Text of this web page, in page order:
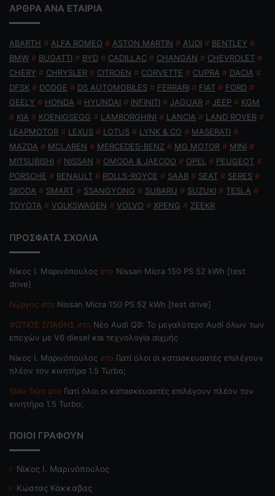
ΑΡΘΡΑ ΑΝΑ ΕΤΑΙΡΙΑ
ABARTH # ALFA ROMEO # ASTON MARTIN # AUDI # BENTLEY #
BMW # BUGATTI # BYD # CADILLAC # CHANGAN # CHEVROLET #
CHERY # CHRYSLER # CITROEN # CORVETTE # CUPRA # DACIA #
DFSK # DODGE # DS AUTOMOBILES # FERRARI # FIAT # FORD #
GEELY # HONDA # HYUNDAI # INFINITI # JAGUAR # JEEP # KGM
# KIA # KOENIGSEGG # LAMBORGHINI # LANCIA # LAND ROVER #
LEAPMOTOR # LEXUS # LOTUS # LYNK & CO # MASERATI #
MAZDA # MCLAREN # MERCEDES-BENZ # MG MOTOR # MINI #
MITSUBISHI # NISSAN # OMODA & JAECOO # OPEL # PEUGEOT #
PORSCHE # RENAULT # ROLLS-ROYCE # SAAB # SEAT # SERES #
SKODA # SMART # SSANGYONG # SUBARU # SUZUKI # TESLA #
TOYOTA # VOLKSWAGEN # VOLVO # XPENG # ZEEKR
ΠΡΟΣΦΑΤΑ ΣΧΟΛΙΑ
Nίκος Ι. Mαρινόπουλος στο Nissan Micra 150 PS 52 kWh [test
drive]
Γιώργος στο Nissan Micra 150 PS 52 kWh [test drive]
ΦΩΤΙΟΣ ΣΠΑΘΗΣ στο Νέο Audi Q9: Το μεγαλύτερο Audi όλων των
εποχών με V6 diesel και τεχνολογία αιχμής
Nίκος Ι. Mαρινόπουλος στο Γιατί όλοι οι κατασκευαστές επιλέγουν
πλέον τον κινητήρα 1.5 Turbo;
Stav Tsim στο Γιατί όλοι οι κατασκευαστές επιλέγουν πλέον τον
κινητήρα 1.5 Turbo;
ΠΟΙΟΙ ΓΡΑΦΟΥΝ
Νίκος Ι. Μαρινόπουλος
Κώστας Κάκκαβας